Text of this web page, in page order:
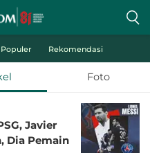
Populer Rekomendasi
Foto
Dia Pemain